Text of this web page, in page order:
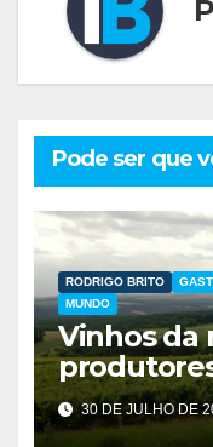
Pode ser que
MUNDO
RODRIGO BRITO
Vinhos da
chegam
30 DE JULHO DE